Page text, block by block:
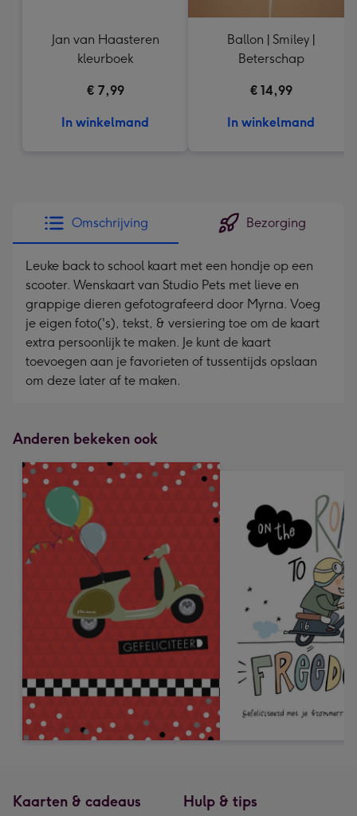
Jan van Haasteren
kleurboek
€ 7,99
In winkelmand
Ballon | Smiley |
Beterschap
€ 14,99
In winkelmand
Omschrijving Bezorging
Leuke back to school kaart met een hondje op een
scooter. Wenskaart van Studio Pets met lieve en
grappige dieren gefotografeerd door Myrna. Voeg
je eigen foto('s), tekst, & versiering toe om de kaart
extra persoonlijk te maken. Je kunt de kaart
toevoegen aan je favorieten of tussentijds opslaan
om deze later af te maken.
Anderen bekeken ook
Kaarten & cadeaus Hulp & tips